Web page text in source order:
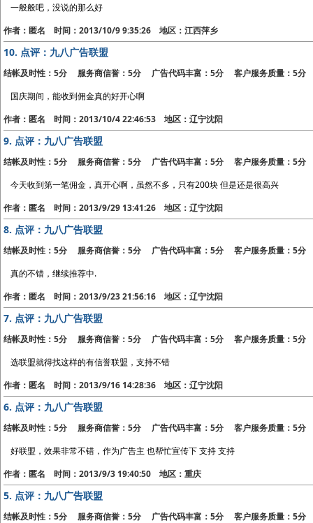
一般般吧，没说的那么好
作者：匿名 时间：2013/10/9 9:35:26 地区：江西萍乡
10. 点评：九八广告联盟
结帐及时性：5分 服务商信誉：5分 广告代码丰富：5分 客户服务质量：5分
国庆期间，能收到佣金真的好开心啊
作者：匿名 时间：2013/10/4 22:46:53 地区：辽宁沈阳
9. 点评：九八广告联盟
结帐及时性：5分 服务商信誉：5分 广告代码丰富：5分 客户服务质量：5分
今天收到第一笔佣金，真开心啊，虽然不多，只有200块 但是还是很高兴
作者：匿名 时间：2013/9/29 13:41:26 地区：辽宁沈阳
8. 点评：九八广告联盟
结帐及时性：5分 服务商信誉：5分 广告代码丰富：5分 客户服务质量：5分
真的不错，继续推荐中.
作者：匿名 时间：2013/9/23 21:56:16 地区：辽宁沈阳
7. 点评：九八广告联盟
结帐及时性：5分 服务商信誉：5分 广告代码丰富：5分 客户服务质量：5分
选联盟就得找这样的有信誉联盟，支持不错
作者：匿名 时间：2013/9/16 14:28:36 地区：辽宁沈阳
6. 点评：九八广告联盟
结帐及时性：5分 服务商信誉：5分 广告代码丰富：5分 客户服务质量：5分
好联盟，效果非常不错，作为广告主 也帮忙宣传下 支持 支持
作者：匿名 时间：2013/9/3 19:40:50 地区：重庆
5. 点评：九八广告联盟
结帐及时性：5分 服务商信誉：5分 广告代码丰富：5分 客户服务质量：5分